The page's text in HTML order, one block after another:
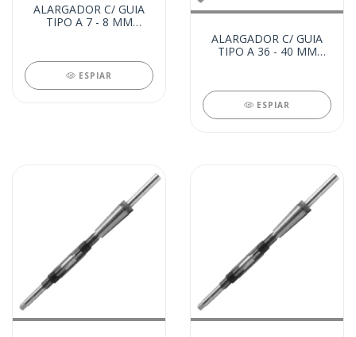
ALARGADOR C/ GUIA
TIPO A 7 - 8 MM
ESPIAR
ALARGADOR C/ GUIA
TIPO A 36 - 40 MM
ESPIAR